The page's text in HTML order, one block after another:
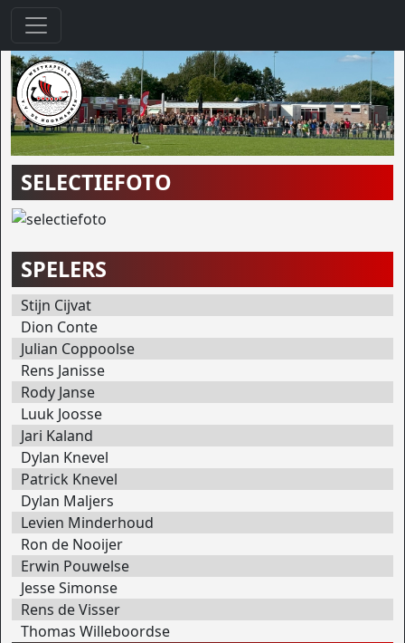
SELECTIEFOTO
SPELERS
Stijn Cijvat
Dion Conte
Julian Coppoolse
Rens Janisse
Rody Janse
Luuk Joosse
Jari Kaland
Dylan Knevel
Patrick Knevel
Dylan Maljers
Levien Minderhoud
Ron de Nooijer
Erwin Pouwelse
Jesse Simonse
Rens de Visser
Thomas Willeboordse